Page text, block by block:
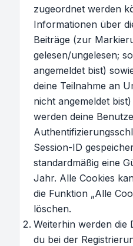
zugeordnet werden
Informationen über
Beiträge (zur
gelesen/ungelesen;
angemeldet bist)
deine Teilnahme an
nicht angemeldet
werden deine
Session-ID
standardmäßig eine
Jahr. Alle Cookies
die Funktion „Alle
löschen.
Weiterhin werden die
du bei der